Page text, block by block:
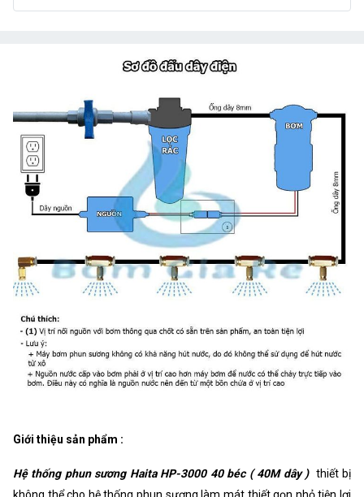
Giới thiệu sản phẩm :
Hệ thống phun sương Haita HP-3000 40 béc ( 40M dây ) thiết bị
không thể cho hệ thống phun sương làm mát thiết gọn nhỏ tiện lợi